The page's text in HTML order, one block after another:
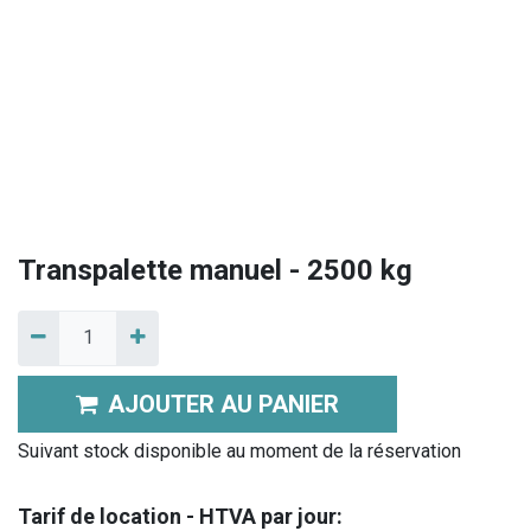
Transpalette manuel - 2500 kg
AJOUTER AU PANIER
Suivant stock disponible au moment de la réservation
Tarif de location - HTVA par jour: